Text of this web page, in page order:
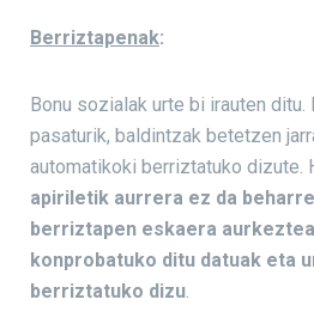
Berriztapenak:
Bonu sozialak urte bi irauten ditu.
pasaturik, baldintzak betetzen
automatikoki berriztatuko dizute.
apiriletik aurrera ez da
berriztapen eskaera
konprobatuko ditu datuak eta
berriztatuko dizu